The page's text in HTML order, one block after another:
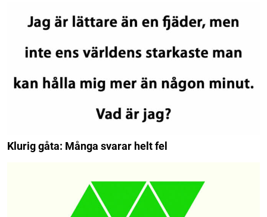
Klurig gåta: Många svarar helt fel